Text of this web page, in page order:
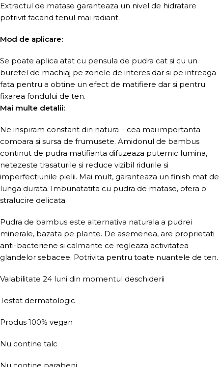
Extractul de matase garanteaza un nivel de hidratare
potrivit facand tenul mai radiant.
Mod de aplicare:
Se poate aplica atat cu pensula de pudra cat si cu un
buretel de machiaj pe zonele de interes dar si pe intreaga
fata pentru a obtine un efect de matifiere dar si pentru
fixarea fondului de ten.
Mai multe detalii:
Ne inspiram constant din natura – cea mai importanta
comoara si sursa de frumusete. Amidonul de bambus
continut de pudra matifianta difuzeaza puternic lumina,
netezeste trasaturile si reduce vizibil ridurile si
imperfectiunile pielii. Mai mult, garanteaza un finish mat de
lunga durata. Imbunatatita cu pudra de matase, ofera o
stralucire delicata.
Pudra de bambus este alternativa naturala a pudrei
minerale, bazata pe plante. De asemenea, are proprietati
anti-bacteriene si calmante ce regleaza activitatea
glandelor sebacee. Potrivita pentru toate nuantele de ten.
Valabilitate 24 luni din momentul deschiderii
Testat dermatologic
Produs 100% vegan
Nu contine talc
Nu contine parabeni